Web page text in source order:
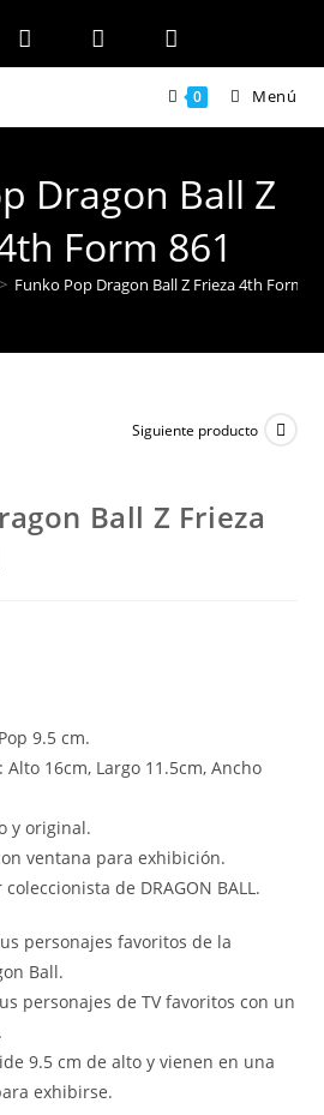
0 Menú
Dragon Ball Z
Form 861
> Funko Pop Dragon Ball Z Frieza 4th Form
Siguiente producto
Ball Z Frieza
9.5 cm.
16cm, Largo 11.5cm, Ancho
y original.
ventana para exhibición.
de DRAGON BALL.
personajes favoritos de la
Ball.
personajes de TV favoritos con un
9.5 cm de alto y vienen en una
exhibirse.